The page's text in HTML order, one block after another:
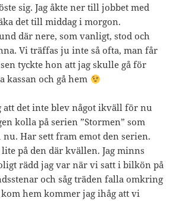
sig. Jag åkte ner till jobbet med
det till middag i morgon.
där nere, som vanligt, stod och
Vi träffas ju inte så ofta, man får
sen tyckte hon att jag skulle gå för
kassan och gå hem
att det inte blev något ikväll för nu
kolla på serien ”Stormen” som
nu. Har sett fram emot den serien.
på den där kvällen. Jag minns
rädd jag var när vi satt i bilkön på
och såg träden falla omkring
hem kommer jag ihåg att vi